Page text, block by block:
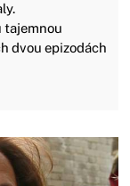
tajemnou
dvou epizodách